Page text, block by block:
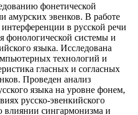
фонетической
амурских эвенков. В работе
в русской речи
фонологической системы и
языка. Исследована
технологий и
гласных и согласных
Проведен анализ
языка на уровне фонем,
русско-эвенкийского
влиянии сингармонизма и